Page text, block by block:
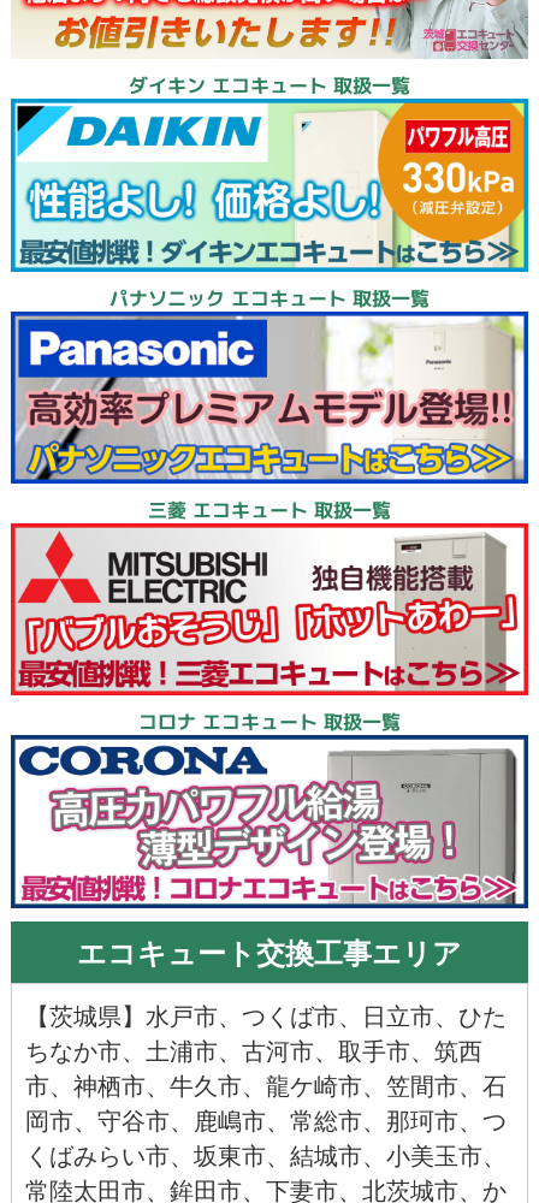
ダイキン エコキュート 取扱一覧
パナソニック エコキュート 取扱一覧
三菱 エコキュート 取扱一覧
コロナ エコキュート 取扱一覧
エコキュート交換工事エリア
【茨城県】 水戸市、 つくば市、 日立市、 ひた
ちなか市、 土浦市、 古河市、 取手市、 筑西
市、 神栖市、 牛久市、 龍ケ崎市、 笠間市、 石
岡市、 守谷市、 鹿嶋市、 常総市、 那珂市、 つ
くばみらい市、 坂東市、 結城市、 小美玉市、
常陸太田市、 鉾田市、 下妻市、 北茨城市、 か